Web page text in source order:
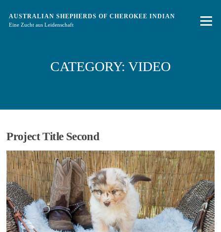
Inhalt
springen
AUSTRALIAN SHEPHERDS OF CHEROKEE INDIAN
Eine Zucht aus Leidenschaft
Menü
CATEGORY: VIDEO
Project Title Second